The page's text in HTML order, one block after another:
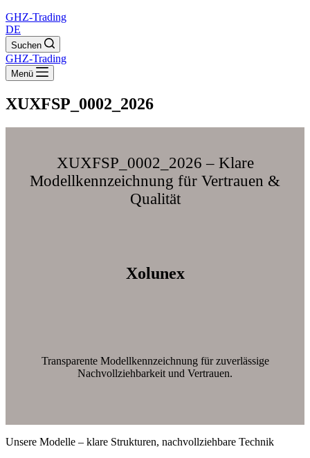
GHZ-Trading
DE
Suchen
GHZ-Trading
Menü
XUXFSP_0002_2026
XUXFSP_0002_2026 – Klare
Modellkennzeichnung für Vertrauen &
Qualität
Xolunex
Transparente Modellkennzeichnung für zuverlässige
Nachvollziehbarkeit und Vertrauen.
Unsere Modelle – klare Strukturen, nachvollziehbare Technik